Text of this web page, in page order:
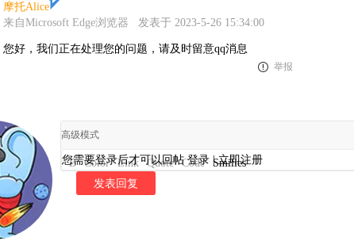
摩托Alice
来自Microsoft Edge浏览器
发表于 2023-5-26 15:34:00
您好，我们正在处理您的问题，请及时留意qq消息
举报
高级模式
B Color Link Quote Code Smilies
您需要登录后才可以回帖登录 |立即注册
发表回复